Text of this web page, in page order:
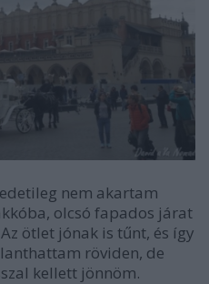
nem akartam
olcsó fapados járat
ötlet jónak is tűnt, és így
röviden, de
kellett jönnöm.